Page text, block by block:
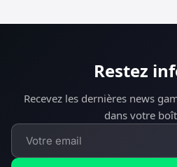
Restez
Recevez les dernières news
dans votre